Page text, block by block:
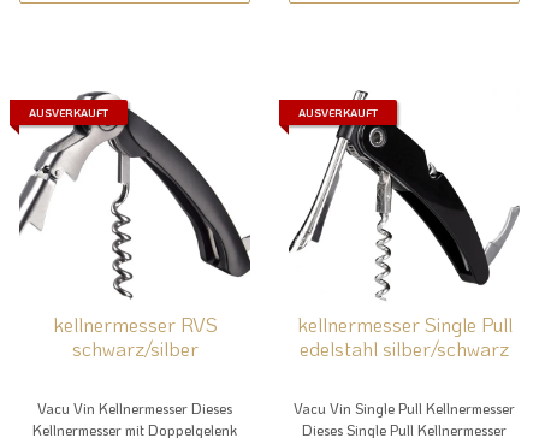
AUSVERKAUFT
kellnermesser RVS
schwarz/silber
Vacu Vin Kellnermesser Dieses
Kellnermesser mit Doppelgelenk
AUSVERKAUFT
kellnermesser Single Pull
edelstahl silber/schwarz
Vacu Vin Single Pull Kellnermesser
Dieses Single Pull Kellnermesser